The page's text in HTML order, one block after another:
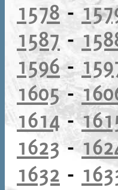
1578 -
1587 -
1596-
1605-
1614-
1623 -
1632 -